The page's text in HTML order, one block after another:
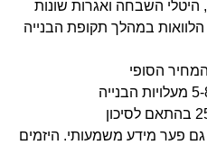
השבחה ואגרות שונות
הלוואות במהלך תקופת הבנייה
פער מידע משמעותי. היזמים